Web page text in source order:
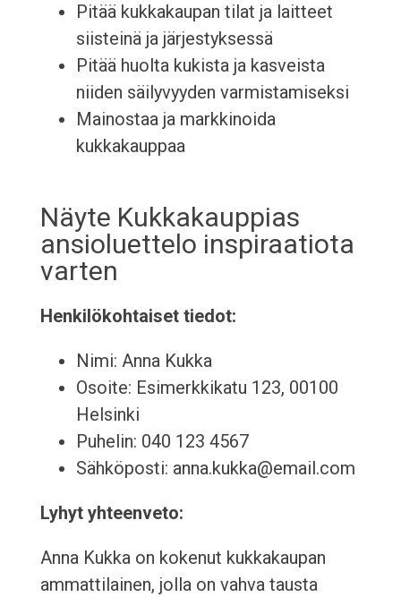
Pitää kukkakaupan tilat ja laitteet
siisteinä ja järjestyksessä
Pitää huolta kukista ja kasveista
niiden säilyvyyden varmistamiseksi
Mainostaa ja markkinoida
kukkakauppaa
Näyte Kukkakauppias
ansioluettelo inspiraatiota
varten
Henkilökohtaiset tiedot:
Nimi: Anna Kukka
Osoite: Esimerkkikatu 123, 00100
Helsinki
Puhelin: 040 123 4567
Sähköposti: anna.kukka@email.com
Lyhyt yhteenveto:
Anna Kukka on kokenut kukkakaupan
ammattilainen, jolla on vahva tausta